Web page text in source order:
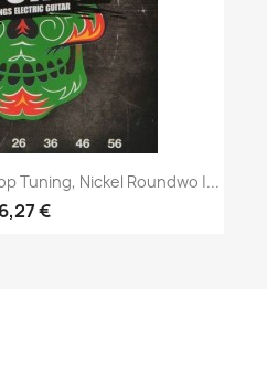
Tuning, Nickel Roundwo |...
€